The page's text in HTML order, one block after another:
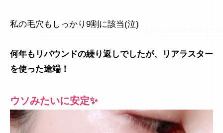
私の毛穴もしっかり9割に該当(泣)
何年もリバウンドの繰り返しでしたが、リアラスター
を使った途端！
ウソみたいに安定✨